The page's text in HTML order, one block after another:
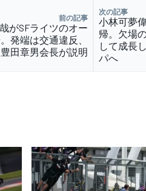
前の記事
がSFライツのオー
発端は交通違反、
豊田章男会長が説明
次の記事
小林可夢
帰。欠場
して成長
パへ